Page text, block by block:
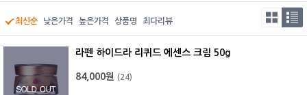
에스테틱 전용샵 문의
에스테틱샵 이달의 행사
공지사항
최신순 낮은가격 높은가격 상품명 최다리뷰
라펜 하이드라 리퀴드 에센스 크림 50g
84,000원 (24)